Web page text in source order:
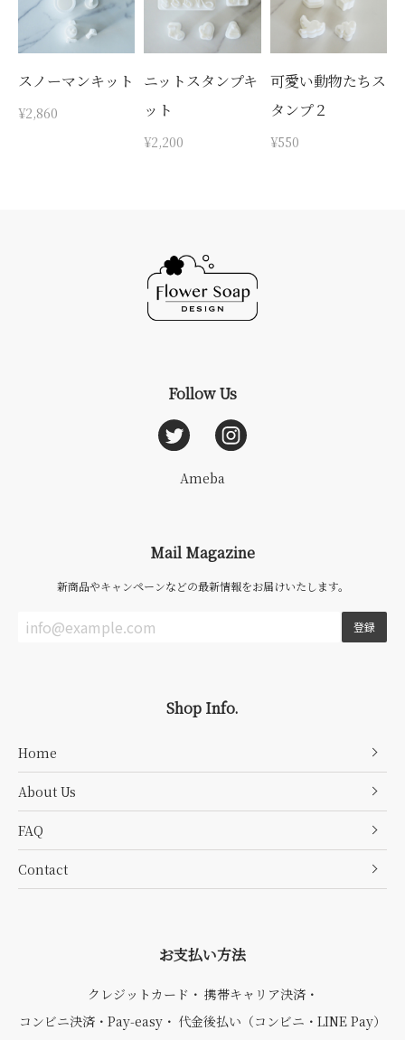
スノーマンキット
¥2,860
ニットスタンプキ
ット
¥2,200
可愛い動物たちス
タンプ２
¥550
Follow Us
Ameba
Mail Magazine
新商品やキャンペーンなどの最新情報をお届けいたします。
登録
Shop Info.
Home
About Us
FAQ
Contact
お支払い方法
クレジットカード
携帯キャリア決済
コンビニ決済・Pay‑easy
代金後払い（コンビニ・LINE Pay）